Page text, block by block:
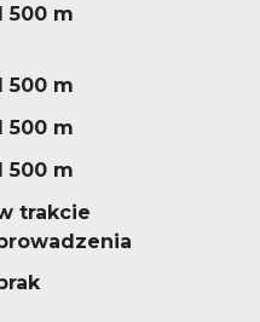
500 m
500 m
500 m
500 m
trakcie